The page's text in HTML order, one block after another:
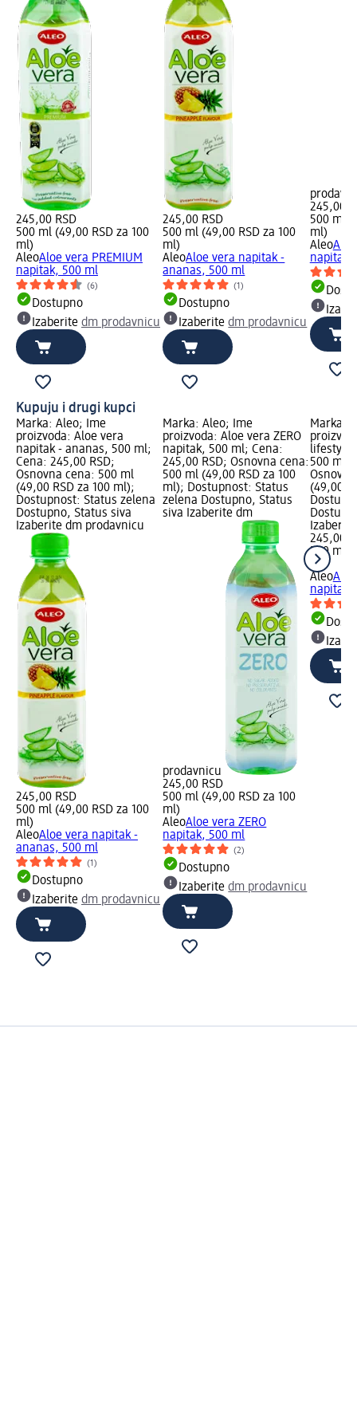
245,00 RSD
500 ml (49,00 RSD za 100
ml)
AleoAloe vera PREMIUM
napitak, 500 ml
(6)
Dostupno
Izaberite dm prodavnicu
245,00 RSD
500 ml (49,00 RSD za 100
ml)
AleoAloe vera napitak -
ananas, 500 ml
(1)
Dostupno
Izaberitedm prodavnicu
245,00
500 ml
ml)
Aleo
napitak,
Kupuju i drugi kupci
Marka: Aleo; Ime
proizvoda: Aloe vera
napitak - ananas, 500 ml;
Cena: 245,00 RSD;
Osnovna cena: 500 ml
(49,00 RSD za 100 ml);
Dostupnost: Status zelena
Dostupno, Status siva
Izaberite dm prodavnicu
245,00 RSD
500 ml (49,00 RSD za 100
ml)
AleoAloe vera napitak -
ananas, 500 ml
(1)
Dostupno
Izaberite dm prodavnicu
Marka: Aleo; Ime
proizvoda: Aloe vera ZERO
napitak, 500 ml; Cena:
245,00 RSD; Osnovna cena:
500 ml (49,00 RSD za 100
ml); Dostupnost: Status
zelena Dostupno, Status
siva Izaberite dm
prodavnicu
245,00 RSD
500 ml (49,00 RSD za 100
ml)
AleoAloe vera ZERO
napitak, 500 ml
(2)
Dostupno
Izaberitedm prodavnicu
Marka:
lifestyle
500 ml;
(49,00
245,00
500 ml
ml)
Aleo
napitak